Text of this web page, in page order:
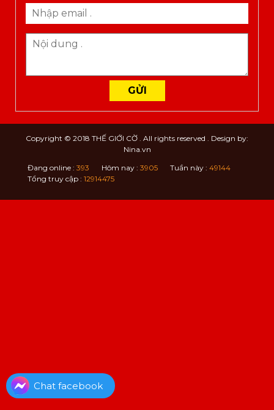
GỬI
Copyright © 2018 THẾ GIỚI CỜ
. All rights reserved . Design by:
Nina.vn
Đang online : 393 Hôm nay : 3905 Tuần này : 49144
Tổng truy cập : 12914475
Chat facebook